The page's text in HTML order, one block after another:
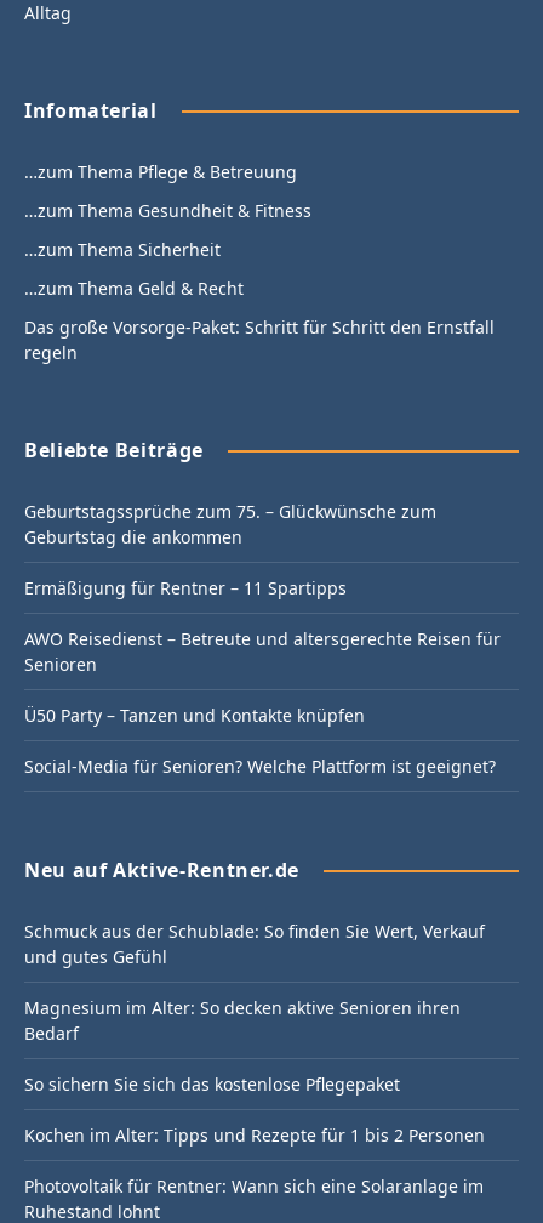
Alltag
Infomaterial
…zum Thema Pflege & Betreuung
…zum Thema Gesundheit & Fitness
…zum Thema Sicherheit
…zum Thema Geld & Recht
Das große Vorsorge-Paket: Schritt für Schritt den Ernstfall
regeln
Beliebte Beiträge
Geburtstagssprüche zum 75. – Glückwünsche zum
Geburtstag die ankommen
Ermäßigung für Rentner – 11 Spartipps
AWO Reisedienst – Betreute und altersgerechte Reisen für
Senioren
Ü50 Party – Tanzen und Kontakte knüpfen
Social-Media für Senioren? Welche Plattform ist geeignet?
Neu auf Aktive-Rentner.de
Schmuck aus der Schublade: So finden Sie Wert, Verkauf
und gutes Gefühl
Magnesium im Alter: So decken aktive Senioren ihren
Bedarf
So sichern Sie sich das kostenlose Pflegepaket
Kochen im Alter: Tipps und Rezepte für 1 bis 2 Personen
Photovoltaik für Rentner: Wann sich eine Solaranlage im
Ruhestand lohnt